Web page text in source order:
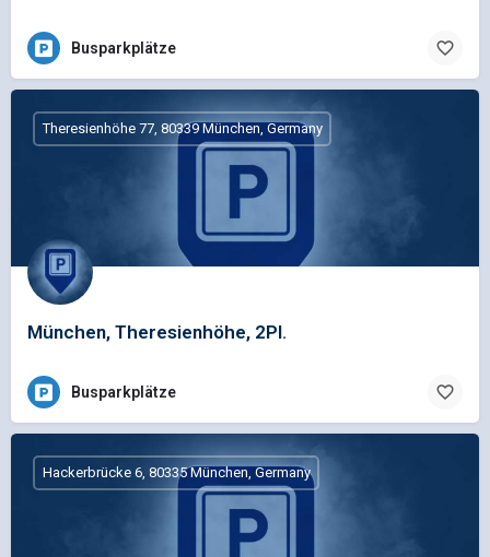
Busparkplätze
München, Theresienhöhe, 2Pl.
Theresienhöhe 77, 80339 München, Germany
Busparkplätze
Hackerbrücke 6, 80335 München, Germany